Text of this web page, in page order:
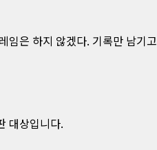
임은 하지 않겠다. 기록만 남기고
대상입니다.